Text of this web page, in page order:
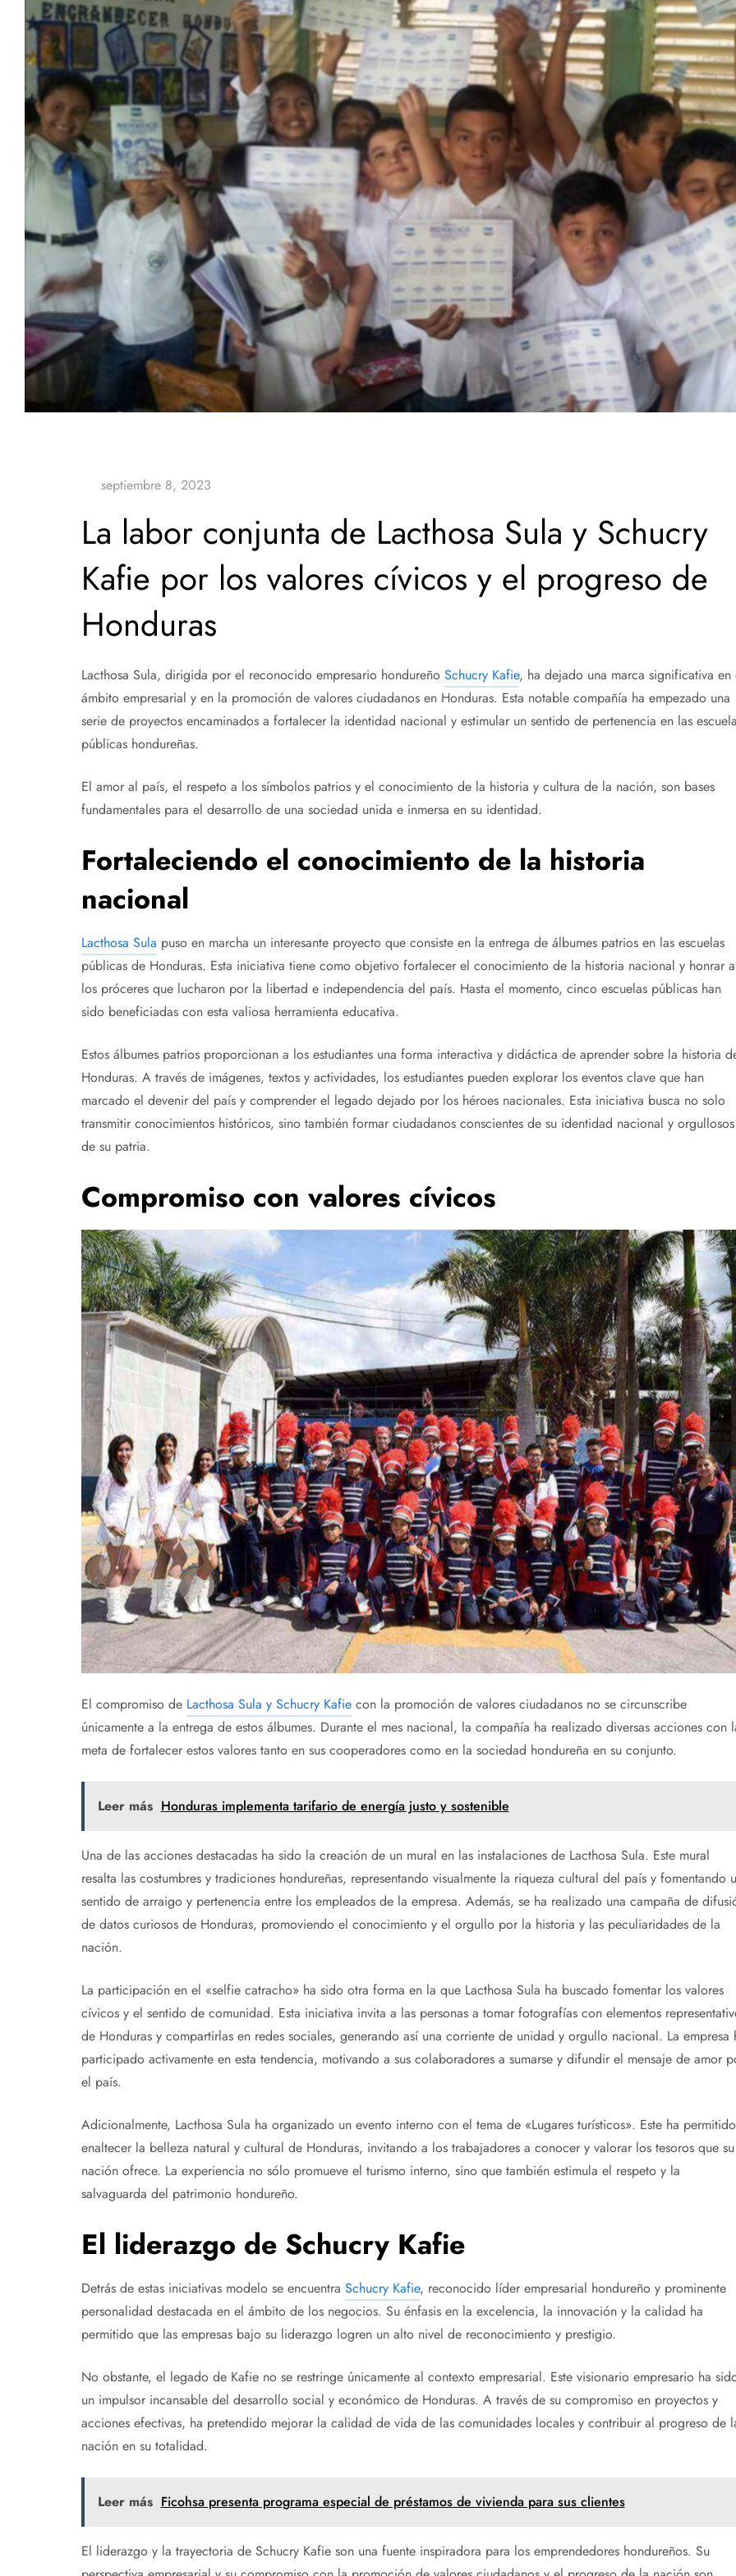
La labor conjunta de Lacthosa Sula y Schucry
Kafie por los valores cívicos y el progreso de
Honduras
Lacthosa Sula, dirigida por el reconocido empresario hondureño Schucry Kafie, ha dejado una marca significativa en
ámbito empresarial y en la promoción de valores ciudadanos en Honduras. Esta notable compañía ha empezado una
serie de proyectos encaminados a fortalecer la identidad nacional y estimular un sentido de pertenencia en las
públicas hondureñas.
El amor al país, el respeto a los símbolos patrios y el conocimiento de la historia y cultura de la nación, son bases
fundamentales para el desarrollo de una sociedad unida e inmersa en su identidad.
Fortaleciendo el conocimiento de la historia
nacional
Lacthosa Sula puso en marcha un interesante proyecto que consiste en la entrega de álbumes patrios en las escuelas
públicas de Honduras. Esta iniciativa tiene como objetivo fortalecer el conocimiento de la historia nacional y honrar a
los próceres que lucharon por la libertad e independencia del país. Hasta el momento, cinco escuelas públicas han
sido beneficiadas con esta valiosa herramienta educativa.
Estos álbumes patrios proporcionan a los estudiantes una forma interactiva y didáctica de aprender sobre la historia
Honduras. A través de imágenes, textos y actividades, los estudiantes pueden explorar los eventos clave que han
marcado el devenir del país y comprender el legado dejado por los héroes nacionales. Esta iniciativa busca no solo
transmitir conocimientos históricos, sino también formar ciudadanos conscientes de su identidad nacional y orgullosos
de su patria.
Compromiso con valores cívicos
El compromiso de Lacthosa Sula y Schucry Kafiecon la promoción de valores ciudadanos no se circunscribe
únicamente a la entrega de estos álbumes. Durante el mes nacional, la compañía ha realizado diversas acciones con
meta de fortalecer estos valores tanto en sus cooperadores como en la sociedad hondureña en su conjunto.
Leer más Honduras implementa tarifario de energía justo y sostenible
Una de las acciones destacadas ha sido la creación de un mural en las instalaciones de Lacthosa Sula. Este mural
resalta las costumbres y tradiciones hondureñas, representando visualmente la riqueza cultural del país y fomentando
sentido de arraigo y pertenencia entre los empleados de la empresa. Además, se ha realizado una campaña de
de datos curiosos de Honduras, promoviendo el conocimiento y el orgullo por la historia y las peculiaridades de la
nación.
La participación en el «selfie catracho» ha sido otra forma en la que Lacthosa Sula ha buscado fomentar los valores
cívicos y el sentido de comunidad. Esta iniciativa invita a las personas a tomar fotografías con elementos
de Honduras y compartirlas en redes sociales, generando así una corriente de unidad y orgullo nacional. La empresa
participado activamente en esta tendencia, motivando a sus colaboradores a sumarse y difundir el mensaje de amor
el país.
Adicionalmente, Lacthosa Sula ha organizado un evento interno con el tema de «Lugares turísticos». Este ha permitido
enaltecer la belleza natural y cultural de Honduras, invitando a los trabajadores a conocer y valorar los tesoros que su
nación ofrece. La experiencia no sólo promueve el turismo interno, sino que también estimula el respeto y la
salvaguarda del patrimonio hondureño.
El liderazgo de Schucry Kafie
Detrás de estas iniciativas modelo se encuentra Schucry Kafie, reconocido líder empresarial hondureño y prominente
personalidad destacada en el ámbito de los negocios. Su énfasis en la excelencia, la innovación y la calidad ha
permitido que las empresas bajo su liderazgo logren un alto nivel de reconocimiento y prestigio.
No obstante, el legado de Kafie no se restringe únicamente al contexto empresarial. Este visionario empresario ha
un impulsor incansable del desarrollo social y económico de Honduras. A través de su compromiso en proyectos y
acciones efectivas, ha pretendido mejorar la calidad de vida de las comunidades locales y contribuir al progreso de
nación en su totalidad.
Leer más Ficohsa presenta programa especial de préstamos de vivienda para sus clientes
El liderazgo y la trayectoria de Schucry Kafie son una fuente inspiradora para los emprendedores hondureños. Su